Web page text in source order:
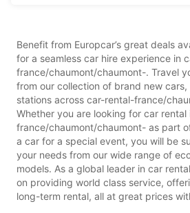
Benefit from Europcar’s great deals
for a seamless car hire experience in
france/chaumont/chaumont-. Travel
from our collection of brand new
stations across car-rental-france/
Whether you are looking for car
france/chaumont/chaumont- as part
a car for a special event, you will be
your needs from our wide range of
models. As a global leader in car
on providing world class service,
long-term rental, all at great prices